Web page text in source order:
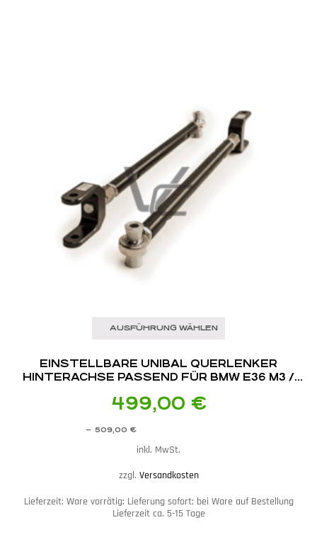
AUSFÜHRUNG WÄHLEN
EINSTELLBARE UNIBAL QUERLENKER
HINTERACHSE PASSEND FÜR BMW E36 M3 /
499,00 €
– 509,00 €
inkl. MwSt.
zzgl. Versandkosten
Lieferzeit: Ware vorrätig: Lieferung sofort; bei Ware auf Bestellung
Lieferzeit ca. 5-15 Tage